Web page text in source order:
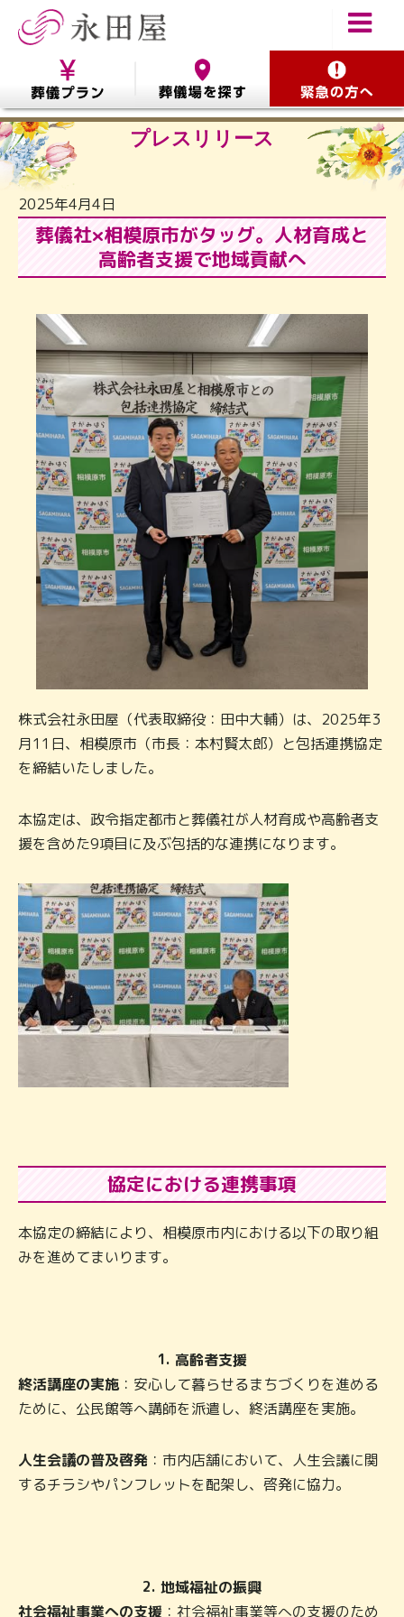
プレスリリース
2025年4月4日
葬儀社×相模原市がタッグ。人材育成と
高齢者支援で地域貢献へ
株式会社永田屋（代表取締役：田中大輔）は、2025年3
月11日、相模原市（市長：本村賢太郎）と包括連携協定
を締結いたしました。
本協定は、政令指定都市と葬儀社が人材育成や高齢者支
援を含めた9項目に及ぶ包括的な連携になります。
協定における連携事項
本協定の締結により、相模原市内における以下の取り組
みを進めてまいります。
1. 高齢者支援
終活講座の実施：安心して暮らせるまちづくりを進める
ために、公民館等へ講師を派遣し、終活講座を実施。
人生会議の普及啓発 ：市内店舗において、人生会議に関
するチラシやパンフレットを配架し、啓発に協力。
2. 地域福祉の振興
社会福祉事業への支援 ：社会福祉事業等への支援のため